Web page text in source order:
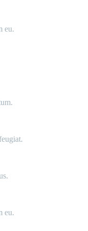
eu.
eu.